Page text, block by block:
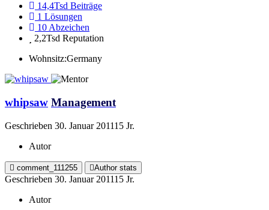
14,4Tsd Beiträge
1 Lösungen
10 Abzeichen
2,2Tsd Reputation
Wohnsitz:Germany
whipsaw Management
Geschrieben 30. Januar 201115 Jr.
Autor
comment_111255 Author stats
Geschrieben 30. Januar 201115 Jr.
Autor